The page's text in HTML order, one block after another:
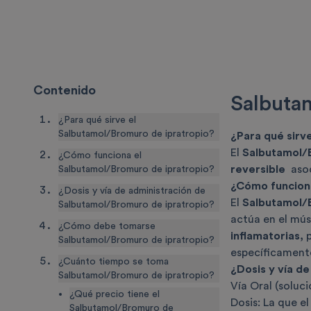
Contenido
¿Para qué sirve el
Salbutamol/Bromuro de ipratropio?
¿Cómo funciona el
Salbutamol/Bromuro de ipratropio?
¿Dosis y vía de administración de
Salbutamol/Bromuro de ipratropio?
¿Cómo debe tomarse
Salbutamol/Bromuro de ipratropio?
¿Cuánto tiempo se toma
Salbutamol/Bromuro de ipratropio?
¿Qué precio tiene el
Salbutamol/Bromuro de
¿Para qué
El
reversible
¿Cómo
El
actúa en el
inflamatorias,
¿Dosis y vía
Vía Oral
Dosis: La que